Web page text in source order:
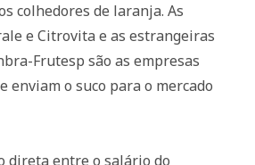
colhedores de laranja. As
e Citrovita e as estrangeiras
Frutesp são as empresas
enviam o suco para o mercado
direta entre o salário do